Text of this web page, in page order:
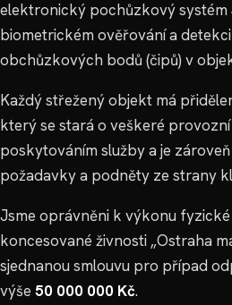
elektronický pochůzkový systém
biometrickém ověřování a
obchůzkových bodů (čipů) v
Každý střežený objekt má
který se stará o veškeré provozní
poskytováním služby a je
požadavky a podněty ze strany
Jsme oprávněni k výkonu
koncesované živnosti „Ostraha
sjednanou smlouvu pro případ
výše 50 000 000 Kč.